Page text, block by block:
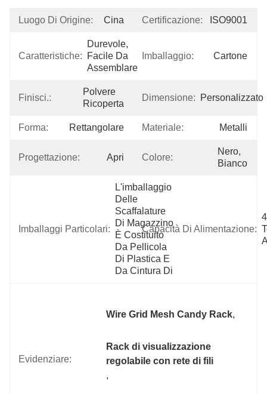
Luogo Di Origine: Cina Certificazione: ISO9001
Caratteristiche:
Durevole,
Facile Da
Assemblare
Imballaggio: Cartone
Finisci.:
Polvere
Ricoperta
Dimensione: Personalizzato
Forma: Rettangolare Materiale: Metalli
Progettazione: Apri Colore:
Nero,
Bianco
Imballaggi Particolari:
L'imballaggio
Delle
Scaffalature
Di Magazzino
È Costituito
Da Pellicola
Di Plastica E
Capacità Di Alimentazione:
Evidenziare:
Wire Grid Mesh Candy Rack,
Rack di visualizzazione
regolabile con rete di fili
,